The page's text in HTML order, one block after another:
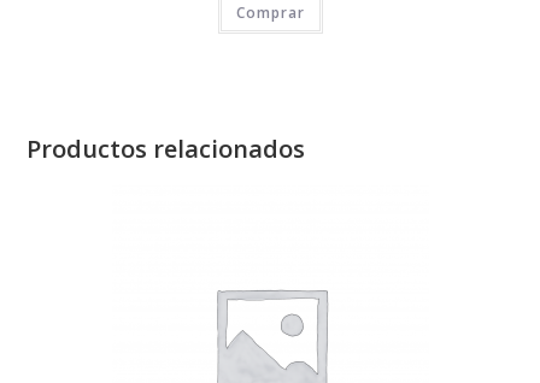
Comprar
Productos relacionados